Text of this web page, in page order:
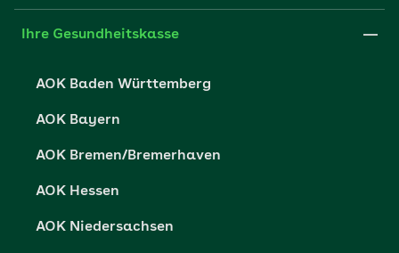
Partner der AOK
Karriere
Presse- und Politikportal
Vertriebspartner-Service
Impressum
Ihre Gesundheitskasse
AOK Baden Württemberg
AOK Bayern
AOK Bremen/Bremerhaven
AOK Hessen
AOK Niedersachsen